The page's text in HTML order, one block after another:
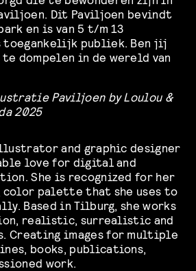
Dit Paviljoen bevindt
en is van 5 t/m 13
publiek. Ben jij
dompelen in de wereld van
Paviljoen by Loulou &
2025
and graphic designer
love for digital and
She is recognized for her
palette that she uses to
Based in Tilburg, she works
realistic, surrealistic and
Creating images for multiple
books, publications,
work.